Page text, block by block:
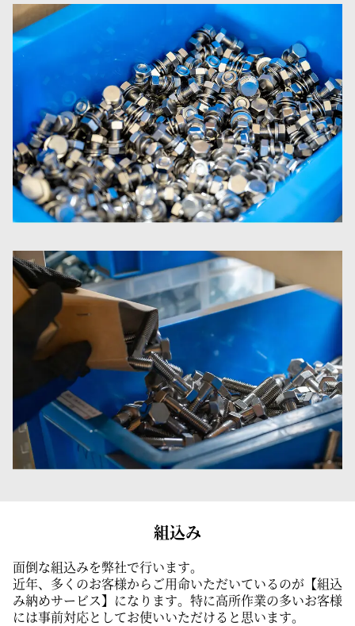
組込み
面倒な組込みを弊社で行います。
近年、多くのお客様からご用命いただいているのが【組込
み納めサービス】になります。特に高所作業の多いお客様
には事前対応としてお使いいただけると思います。